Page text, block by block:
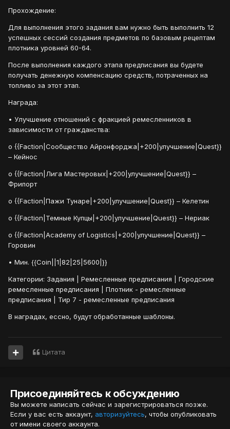
Прохождение:
Для выполнения этого задания вам нужно быть выполнить 12
успешных сессий создания предметов по базовым рецептам
плотника уровней 60-64.
После выполнения каждого этапа предписания вы будете
получать денежную компенсацию средств, потраченных на
топливо за этот этап.
Награда:
• Улучшение отношений с фракцией ремесленников в
зависимости от гражданства:
o {{Faction|Сообщество Айронфорджа|+200|улучшение|Quest}}
– Кейнос
o {{Faction|Лига Мастеровых|+200|улучшение|Quest}} –
Фрипорт
o {{Faction|Пажи Тунаре|+200|улучшение|Quest}} – Келетин
o {{Faction|Темные Купцы|+200|улучшение|Quest}} – Нериак
o {{Faction|Academy of Logistics|+200|улучшение|Quest}} –
Горовин
• Мин. {{Coin||1|82|25|5600|}}
Категории: Задания | Ремесленные предписания | Городские
ремесленные предписания | Плотник - ремесленные
предписания | Тир 7 - ремесленные предписания
В наградах, ессно, будут обработанные шаблоны.
Цитата
Присоединяйтесь к обсуждению
Вы можете написать сейчас и зарегистрироваться позже.
Если у вас есть аккаунт, авторизуйтесь, чтобы опубликовать
от имени своего аккаунта.